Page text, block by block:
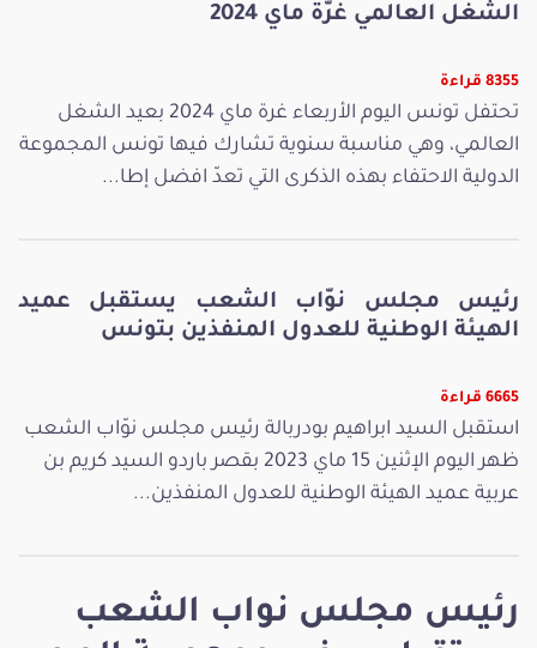
رئيس مجلس نواب الشعب
الشغل العالمي غرّة ماي 2024
8355 قراءة
تحتفل تونس اليوم الأربعاء غرة ماي 2024 بعيد الشغل
العالمي، وهي مناسبة سنوية تشارك فيها تونس المجموعة
الدولية الاحتفاء بهذه الذكرى التي تعدّ افضل إطا...
رئيس مجلس نوّاب الشعب يستقبل عميد
الهيئة الوطنية للعدول المنفذين بتونس
6665 قراءة
استقبل السيد ابراهيم بودربالة رئيس مجلس نوّاب الشعب
ظهر اليوم الإثنين 15 ماي 2023 بقصر باردو السيد كريم بن
عربية عميد الهيئة الوطنية للعدول المنفذين...